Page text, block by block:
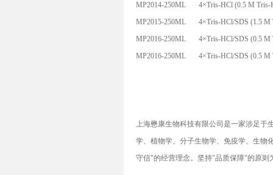
MP2014-250ML
4×Tris-HCl (0.5 M Tris-
MP2015-250ML
4×Tris-HCl/SDS (1.5
MP2016-250ML
4×Tris-HCl/SDS (0.5 M
MP2016-250ML
4×Tris-HCl/SDS (0.5 M
上海懋康生物科技有限公司是一家涉足于
学、植物学、分子生物学、免疫学、生物
守信"的经营理念。坚持"品质保障"的原则